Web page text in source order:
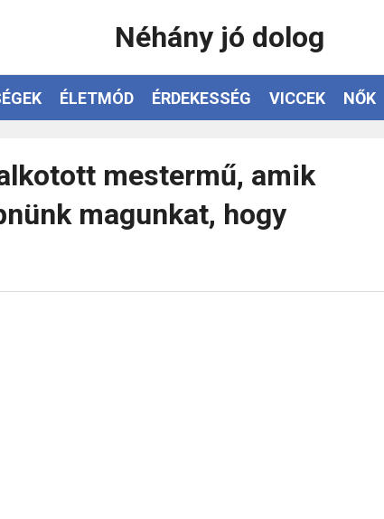
Néhány jó dolog
ÉLETMÓD ÉRDEKESSÉG VICCEK NŐK
mestermű, amik
magunkat, hogy